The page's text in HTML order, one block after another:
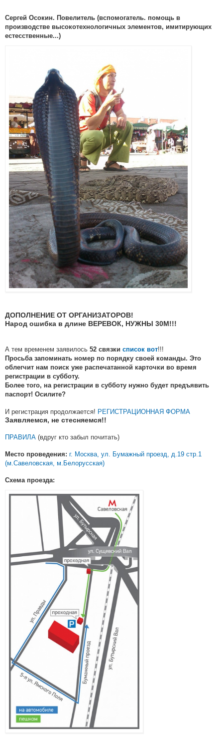
Сергей Осокин. Повелитель (вспомогатель. помощь в
производстве высокотехнологичных элементов, имитирующих
естесственные...)
ДОПОЛНЕНИЕ ОТ ОРГАНИЗАТОРОВ!
Народ ошибка в длине ВЕРЕВОК, НУЖНЫ 30М!!!
А тем временем заявилось 52 связки список вот!!!
Просьба запоминать номер по порядку своей команды. Это
облегчит нам поиск уже распечатанной карточки во время
регистрации в субботу.
Более того, на регистрации в субботу нужно будет предъявить
паспорт! Осилите?
И регистрация продолжается! РЕГИСТРАЦИОННАЯ ФОРМА
Заявляемся, не стесняемся!!
ПРАВИЛА (вдруг кто забыл почитать)
Место проведения: г. Москва, ул. Бумажный проезд, д.19 стр.1
(м.Савеловская, м.Белорусская)
Схема проезда: